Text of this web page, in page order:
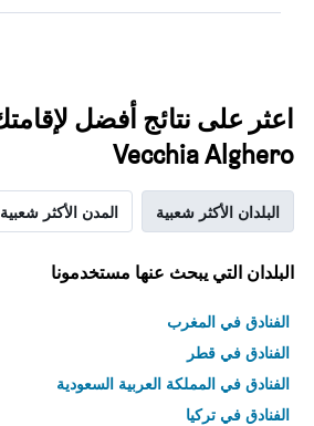
Vecchia Alghero
البلدان الأكثر شعبية المدن الأكثر شعبية
البلدان التي يبحث عنها مستخدمونا
الفنادق في المغرب
الفنادق في قطر
الفنادق في المملكة العربية السعودية
الفنادق في تركيا